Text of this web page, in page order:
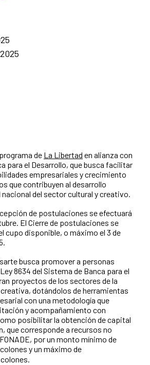
de La Libertad en alianza con
para el Desarrollo, que busca facilitar
empresariales y crecimiento
que contribuyen al desarrollo
del sector cultural y creativo.
de postulaciones se efectuará
El Cierre de postulaciones se
cupo disponible, o máximo el 3 de
busca promover a personas
8634 del Sistema de Banca para el
proyectos de los sectores de la
dotándolos de herramientas
con una metodología que
y acompañamiento con
posibilitar la obtención de capital
que corresponde a recursos no
por un monto mínimo de
y un máximo de